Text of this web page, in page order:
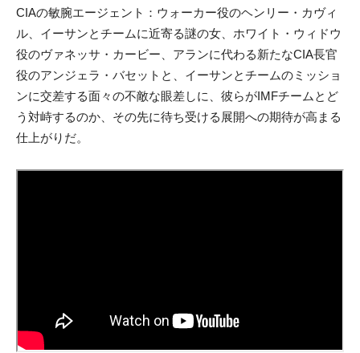
CIAの敏腕エージェント：ウォーカー役のヘンリー・カヴィ
ル、イーサンとチームに近寄る謎の女、ホワイト・ウィドウ
役のヴァネッサ・カービー、アランに代わる新たなCIA長官
役のアンジェラ・バセットと、イーサンとチームのミッショ
ンに交差する面々の不敵な眼差しに、彼らがIMFチームとど
う対峙するのか、その先に待ち受ける展開への期待が高まる
仕上がりだ。